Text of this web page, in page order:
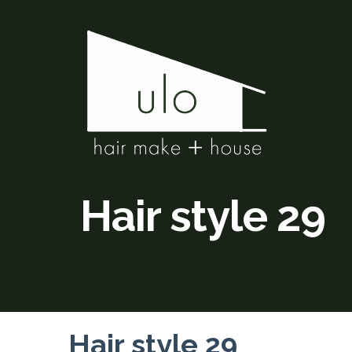
Hair style 29
Hair style 29